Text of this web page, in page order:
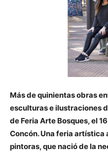
Más de quinientas obras
esculturas e ilustraciones
de Feria Arte Bosques, el
Concón. Una feria artística
pintoras, que nació de la